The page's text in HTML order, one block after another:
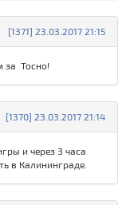
[1371] 23.03.2017 21:15
за Тосно!
[1370] 23.03.2017 21:14
и через 3 часа
в Калининграде.